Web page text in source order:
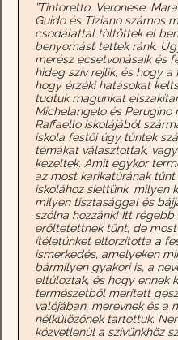
”Tintoretto, Veronese,
Guido és Tiziano számos
csodálattal töltöttek el
benyomást tettek ránk.
merész ecsetvonásaik és
hideg szív rejlik, és hogy
hogy érzéki hatásokat
tudtuk magunkat
Michelangelo és Perugino
Raffaello iskolájából
iskola festői úgy tűntek
témákat választottak,
kezeltek. Amit egykor
az most karikatúrának
iskolához siettünk, milyen
milyen tisztasággal és
szólna hozzánk! Itt
erőltetettnek tűnt, de
ítéletünket eltorzította a
ismerkedés, amelyeken
bármilyen gyakori is, a
eltúloztak, és hogy ennek
természetből merített
valójában, merevnek és a
nélkülözőnek tartottuk.
közvetlenül a szívünkhöz